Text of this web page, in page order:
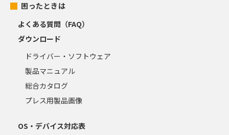
困ったときは
よくある質問（FAQ）
ダウンロード
ドライバー・ソフトウェア
製品マニュアル
総合カタログ
プレス用製品画像
OS・デバイス対応表